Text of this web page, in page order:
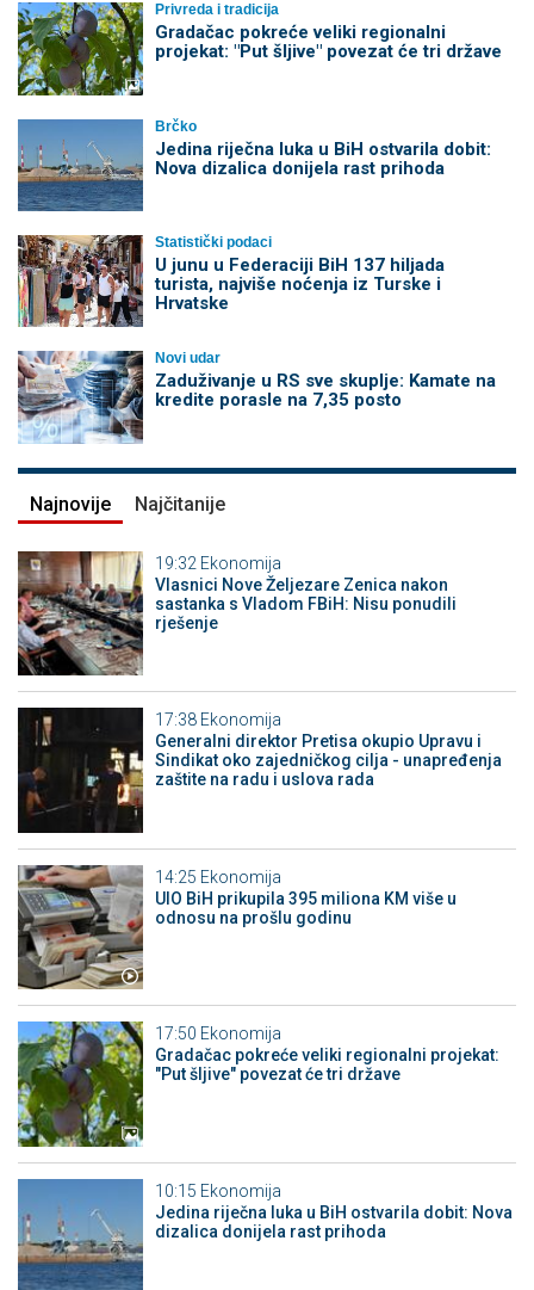
Privreda i tradicija
Gradačac pokreće veliki regionalni
projekat: "Put šljive" povezat će tri države
Brčko
Jedina riječna luka u BiH ostvarila dobit:
Nova dizalica donijela rast prihoda
Statistički podaci
U junu u Federaciji BiH 137 hiljada
turista, najviše noćenja iz Turske i
Hrvatske
Novi udar
Zaduživanje u RS sve skuplje: Kamate na
kredite porasle na 7,35 posto
Najnovije Najčitanije
19:32 Ekonomija
Vlasnici Nove Željezare Zenica nakon
sastanka s Vladom FBiH: Nisu ponudili
rješenje
17:38 Ekonomija
Generalni direktor Pretisa okupio Upravu i
Sindikat oko zajedničkog cilja - unapređenja
zaštite na radu i uslova rada
14:25 Ekonomija
UIO BiH prikupila 395 miliona KM više u
odnosu na prošlu godinu
17:50 Ekonomija
Gradačac pokreće veliki regionalni projekat:
"Put šljive" povezat će tri države
10:15 Ekonomija
Jedina riječna luka u BiH ostvarila dobit: Nova
dizalica donijela rast prihoda